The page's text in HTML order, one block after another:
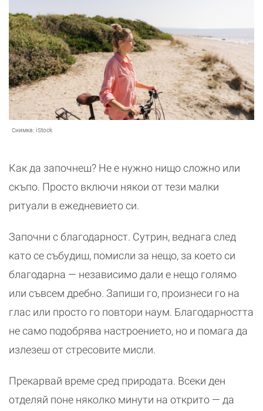
Снимка: iStock
Как да започнеш? Не е нужно нищо сложно или
скъпо. Просто включи някои от тези малки
ритуали в ежедневието си.
Започни с благодарност. Сутрин, веднага след
като се събудиш, помисли за нещо, за което си
благодарна — независимо дали е нещо голямо
или съвсем дребно. Запиши го, произнеси го на
глас или просто го повтори наум. Благодарността
не само подобрява настроението, но и помага да
излезеш от стресовите мисли.
Прекарвай време сред природата. Всеки ден
отделяй поне няколко минути на открито — да